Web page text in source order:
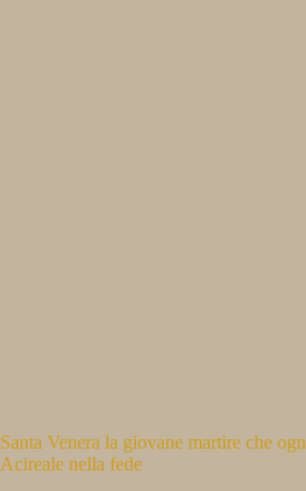
Santa Venera la giovane martire che
Acireale nella fede